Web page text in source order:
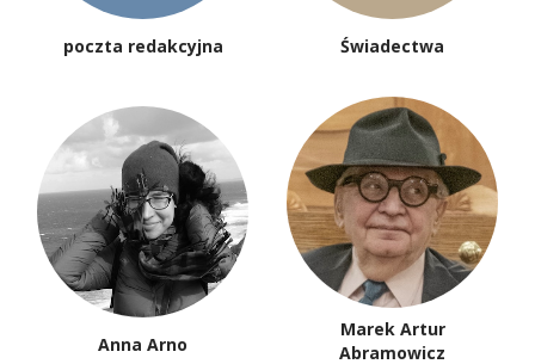
poczta redakcyjna Świadectwa
Anna Arno
Marek Artur
Abramowicz